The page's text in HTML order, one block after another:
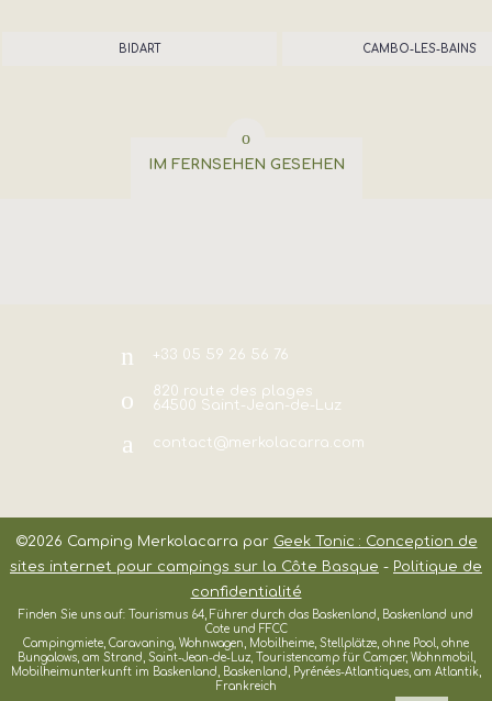
BIDART CAMBO-LES-BAINS
IM FERNSEHEN GESEHEN
+33 05 59 26 56 76
820 route des plages
64500 Saint-Jean-de-Luz
contact@merkolacarra.com
©2026 Camping Merkolacarra par Geek Tonic : Conception de
sites internet pour campings sur la Côte Basque - Politique de
confidentialité
Finden Sie uns auf: Tourismus 64, Führer durch das Baskenland, Baskenland und
Cote und FFCC
Campingmiete, Caravaning, Wohnwagen, Mobilheime, Stellplätze, ohne Pool, ohne
Bungalows, am Strand, Saint-Jean-de-Luz, Touristencamp für Camper, Wohnmobil,
Mobilheimunterkunft im Baskenland, Baskenland, Pyrénées-Atlantiques, am Atlantik,
Frankreich